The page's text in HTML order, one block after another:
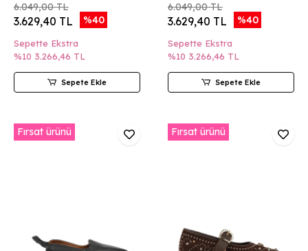
6.049,00 TL
3.629,40 TL %40
Sepette Ekstra
%10 3.266,46 TL
Sepete Ekle
6.049,00 TL
3.629,40 TL %40
Sepette Ekstra
%10 3.266,46 TL
Sepete Ekle
Fırsat ürünü Fırsat ürünü